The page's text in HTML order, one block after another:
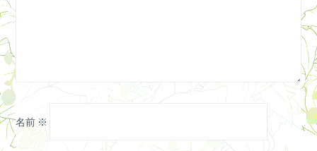
名前 ※